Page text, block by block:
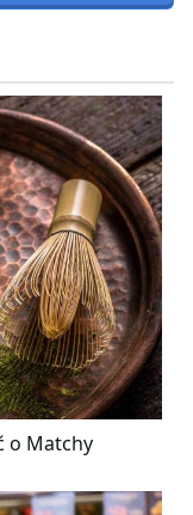
o Matchy